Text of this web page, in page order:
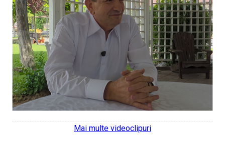
Mai multe videoclipuri